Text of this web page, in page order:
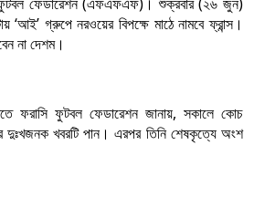
‘আই’ গ্রুপে নরওয়ের বিপক্ষে মাঠে নামবে ফ্রান্স।
না দেশম।
ফরাসি ফুটবল ফেডারেশন জানায়, সকালে কোচ
দুঃখজনক খবরটি পান। এরপর তিনি শেষকৃত্যে অংশ